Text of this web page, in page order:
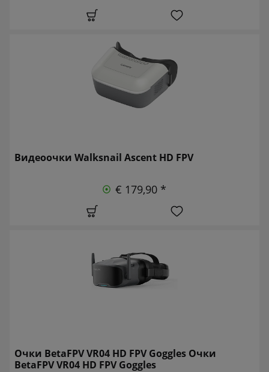
Видеоочки Walksnail Ascent HD FPV
€ 179,90 *
Очки BetaFPV VR04 HD FPV Goggles Очки
BetaFPV VR04 HD FPV Goggles